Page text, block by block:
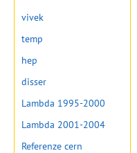
vivek
temp
hep
disser
Lambda 1995-2000
Lambda 2001-2004
Referenze cern